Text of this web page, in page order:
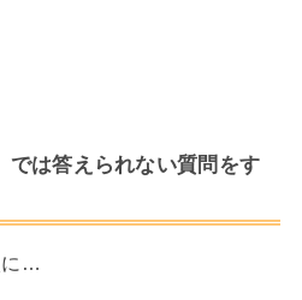
では答えられない質問をす
に…